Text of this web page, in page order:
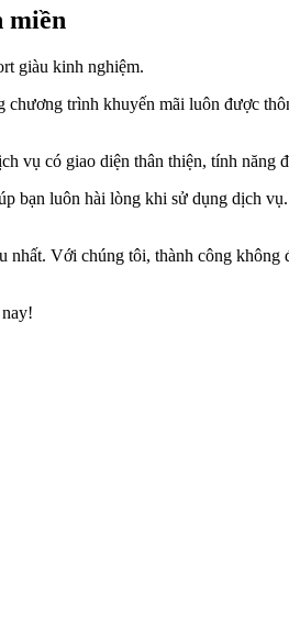
miền
giàu kinh nghiệm.
trình khuyến mãi luôn được
vụ có giao diện thân thiện, tính năng
bạn luôn hài lòng khi sử dụng dịch vụ.
Với chúng tôi, thành công